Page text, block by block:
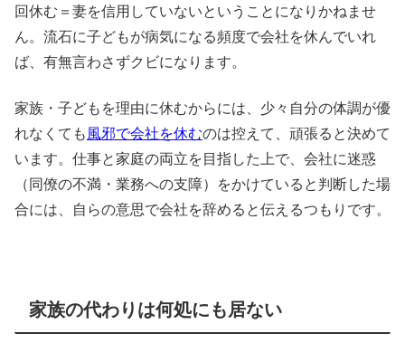
回休む＝妻を信用していないということになりかねませ
ん。流石に子どもが病気になる頻度で会社を休んでいれ
ば、有無言わさずクビになります。
家族・子どもを理由に休むからには、少々自分の体調が優
れなくても 風邪で会社を休むのは控えて、頑張ると決めて
います。仕事と家庭の両立を目指した上で、会社に迷惑
（同僚の不満・業務への支障）をかけていると判断した場
合には、自らの意思で会社を辞めると伝えるつもりです。
家族の代わりは何処にも居ない